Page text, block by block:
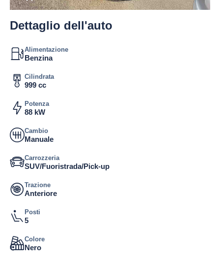
Dettaglio dell'auto
Alimentazione
Benzina
Cilindrata
999 cc
Potenza
88 kW
Cambio
Manuale
Carrozzeria
SUV/Fuoristrada/Pick-up
Trazione
Anteriore
Posti
5
Colore
Nero